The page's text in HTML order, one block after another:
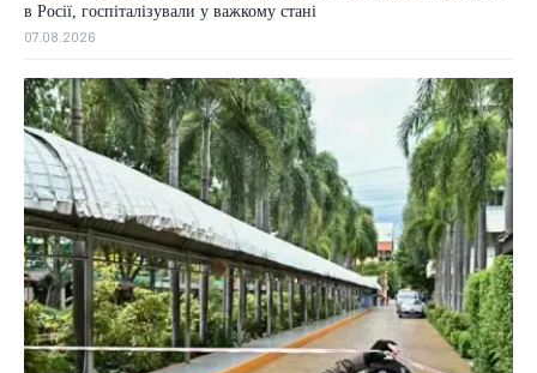
в Росії, госпіталізували у важкому стані
07.08.2026